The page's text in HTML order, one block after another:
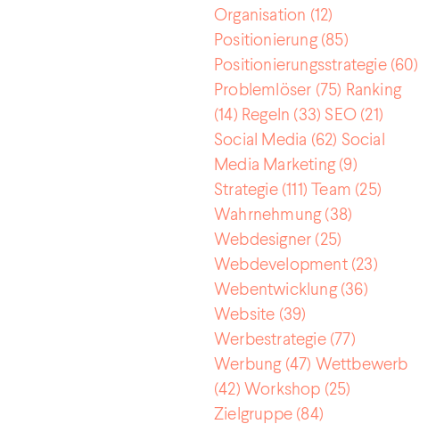
Organisation (12)
Positionierung(85)
Positionierungsstrategie(60)
Problemlöser (75) Ranking
(14) Regeln (33) SEO (21)
Social Media (62) Social
Media Marketing(9)
Strategie(111) Team (25)
Wahrnehmung(38)
Webdesigner (25)
Webdevelopment(23)
Webentwicklung(36)
Website (39)
Werbestrategie(77)
Werbung(47) Wettbewerb
(42) Workshop (25)
Zielgruppe (84)